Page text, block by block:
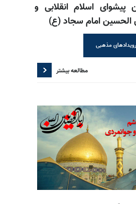
پیشوای اسلام انقلابی و
الحسین امام سجاد (ع)
رویدادهای مذهبی
مطالعه بیشتر